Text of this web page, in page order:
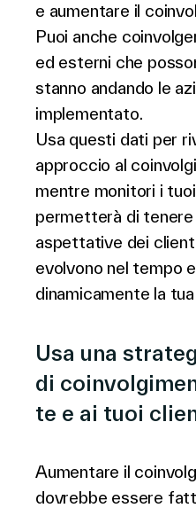
e aumentare il
Puoi anche
ed esterni che
stanno andando le
implementato.
Usa questi dati per
approccio al
mentre monitori i
permetterà di tenere
aspettative dei
evolvono nel tempo
dinamicamente la
Usa una
di
te e ai tuoi
Aumentare il
dovrebbe essere